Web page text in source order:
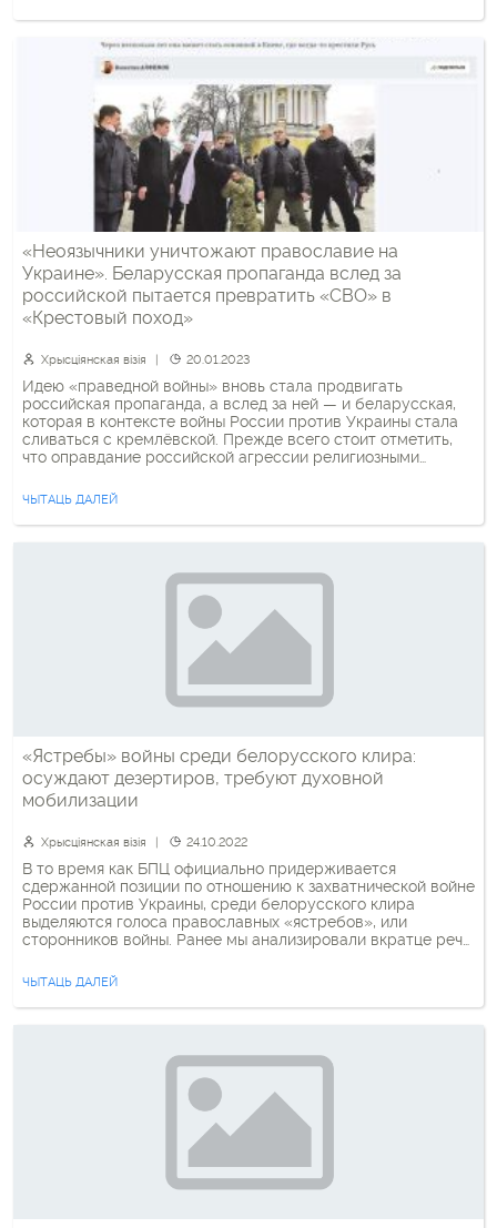
«духовник Путина». […]
«Неоязычники уничтожают православие на
Украине». Беларусская пропаганда вслед за
российской пытается превратить «СВО» в
«Крестовый поход»
Хрысціянская візія 20.01.2023
Идею «праведной войны» вновь стала продвигать
российская пропаганда, а вслед за ней — и беларусская,
которая в контексте войны России против Украины стала
сливаться с кремлёвской. Прежде всего стоит отметить,
что оправдание российской агрессии религиозными
вторжением РФ в Украину, из уст Александра Лукашенко.
Тогда, посещая православный храм на Рождество, […]
ЧЫТАЦЬ ДАЛЕЙ
«Ястребы» войны среди белорусского клира:
осуждают дезертиров, требуют духовной
мобилизации
Хрысціянская візія 24.10.2022
В то время как БПЦ официально придерживается
сдержанной позиции по отношению к захватнической войне
России против Украины, среди белорусского клира
выделяются голоса православных «ястребов», или
сторонников войны. Ранее мы анализировали вкратце речи
приводили в пример участие его, а также архиепископа
Гродненского Антония (Доронина) и игумении Гавриилы
(Глуховой) […]
ЧЫТАЦЬ ДАЛЕЙ